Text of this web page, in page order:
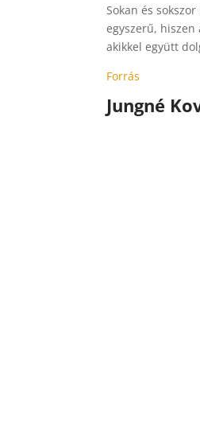
Sokan és
egyszerű,
akikkel együtt
Forrás
Jungné